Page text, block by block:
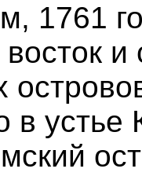
1761
в